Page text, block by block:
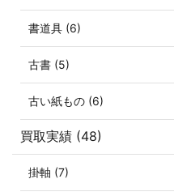
書道具 (6)
古書 (5)
古い紙もの (6)
買取実績 (48)
掛軸 (7)